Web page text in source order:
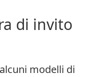
di invito
modelli di